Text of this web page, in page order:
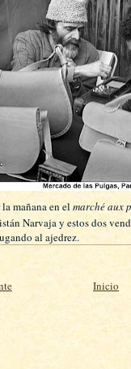
mañana en el marché aux
Narvaja y estos dos
al ajedrez.
Inicio